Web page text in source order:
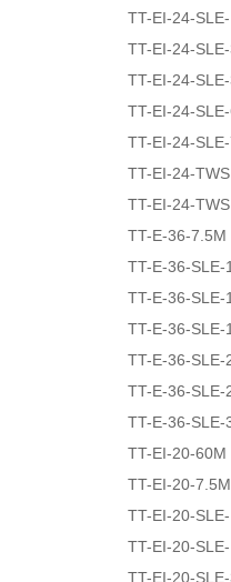
TT-EI-24-
TT-EI-24-
TT-EI-24-
TT-EI-24-
TT-EI-24-
TT-EI-24-
TT-EI-24-
TT-E-36-7.5M
TT-E-36-SLE-
TT-E-36-SLE-
TT-E-36-SLE-
TT-E-36-SLE-
TT-E-36-SLE-
TT-E-36-SLE-
TT-EI-20-60M
TT-EI-20-7.5M
TT-EI-20-
TT-EI-20-
TT-EI-20-